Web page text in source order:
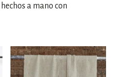
a mano con